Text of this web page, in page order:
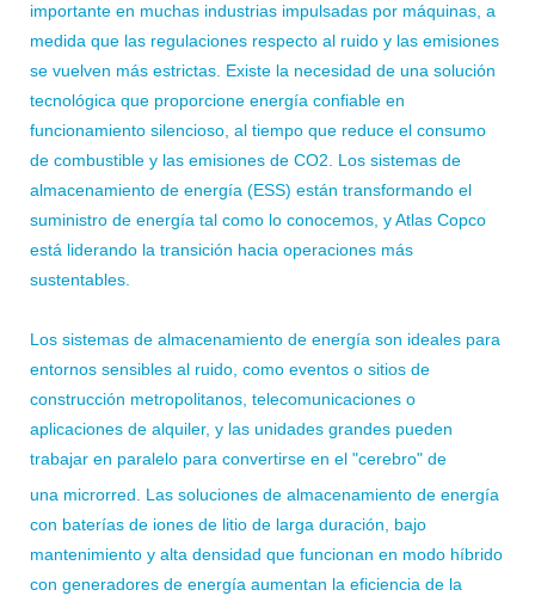
importante en muchas industrias impulsadas por máquinas, a
medida que las regulaciones respecto al ruido y las emisiones
se vuelven más estrictas. Existe la necesidad de una solución
tecnológica que proporcione energía confiable en
funcionamiento silencioso, al tiempo que reduce el consumo
de combustible y las emisiones de CO2. Los sistemas de
almacenamiento de energía (ESS) están transformando el
suministro de energía tal como lo conocemos, y Atlas Copco
está liderando la transición hacia operaciones más
sustentables.
Los sistemas de almacenamiento de energía son ideales para
entornos sensibles al ruido, como eventos o sitios de
construcción metropolitanos, telecomunicaciones o
aplicaciones de alquiler, y las unidades grandes pueden
trabajar en paralelo para convertirse en el "cerebro" de
una microrred. Las soluciones de almacenamiento de energía
con baterías de iones de litio de larga duración, bajo
mantenimiento y alta densidad que funcionan en modo híbrido
con generadores de energía aumentan la eficiencia de la